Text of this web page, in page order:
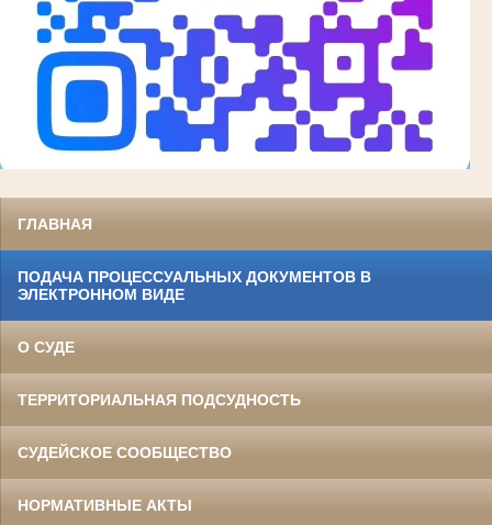
ГЛАВНАЯ
ПОДАЧА ПРОЦЕССУАЛЬНЫХ ДОКУМЕНТОВ В
ЭЛЕКТРОННОМ ВИДЕ
О СУДЕ
ТЕРРИТОРИАЛЬНАЯ ПОДСУДНОСТЬ
СУДЕЙСКОЕ СООБЩЕСТВО
НОРМАТИВНЫЕ АКТЫ